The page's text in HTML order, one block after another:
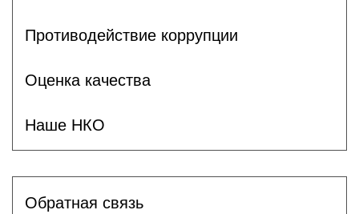
Противодействие коррупции
Оценка качества
Наше НКО
Обратная связь